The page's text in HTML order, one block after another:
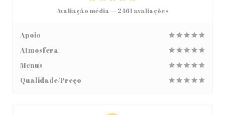
Avaliação média —2461 avaliações
Apoio
Atmosfera
Menus
Qualidade/Preço